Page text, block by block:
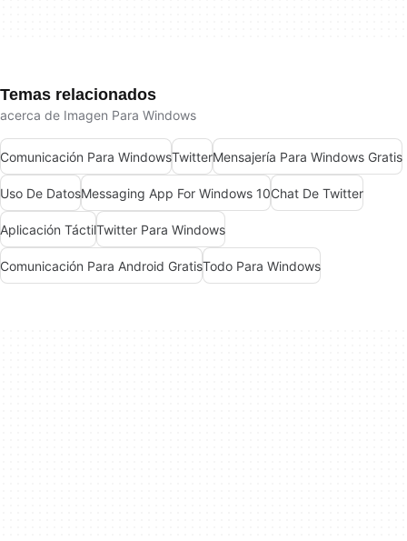
Temas relacionados
acerca de Imagen Para Windows
Comunicación Para WindowsTwitterMensajería Para Windows Gratis
Uso De DatosMessaging App For Windows 10Chat De Twitter
Aplicación TáctilTwitter Para Windows
Comunicación Para Android GratisTodo Para Windows